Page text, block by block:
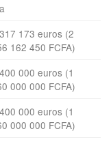
173 euros (2
162 450 FCFA)
000 euros (1
000 000 FCFA)
000 euros (1
000 000 FCFA)